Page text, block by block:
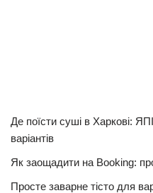
Де поїсти суші в Харкові:
варіантів
Як заощадити на Booking:
Просте заварне тісто для